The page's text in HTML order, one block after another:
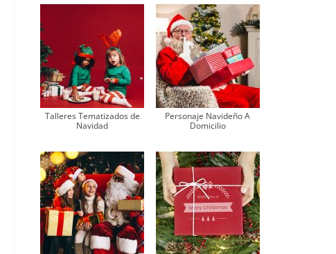
Talleres Tematizados de
Navidad
Personaje Navideño A
Domicilio